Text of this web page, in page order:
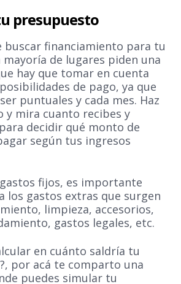
presupuesto
buscar financiamiento para tu
de lugares piden una
hay que tomar en cuenta
de pago, ya que
puntuales y cada mes. Haz
y mira cuanto recibes y
decidir qué monto de
según tus ingresos
fijos, es importante
los gastos extras que surgen
limpieza, accesorios,
gastos legales, etc.
en cuánto saldría tu
por acá te comparto una
puedes simular tu